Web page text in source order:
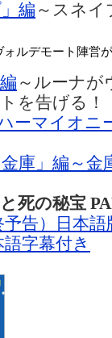
編 ～スネイ
ォルデモート陣営
～ルーナが
を告げる！
ーマイオ
庫」編～金
と死の秘宝
告）日本語
字幕付き